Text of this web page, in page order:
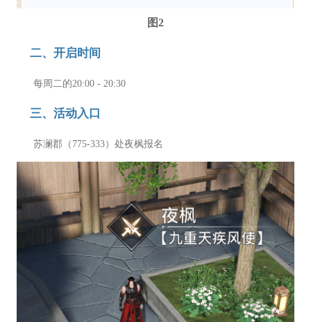
图2
二、开启时间
每周二的20:00 - 20:30
三、活动入口
苏澜郡（775-333）处夜枫报名